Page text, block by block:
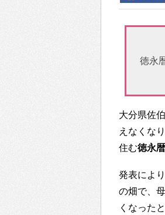
徳永
大分県佐
えなくなり
住む徳永暦
発表によ
の畑で、
くなった